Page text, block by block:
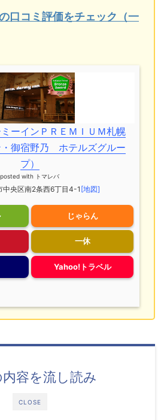
口コミ評価をチェック（一
ーインＰＲＥＭＩＵＭ札幌
・御宿野乃 ホテルズグルー
プ）
posted with トマレバ
中央区南2条西6丁目4-1[地図]
じゃらん
一休
Yahoo!トラベル
CLOSE
容を流し読み